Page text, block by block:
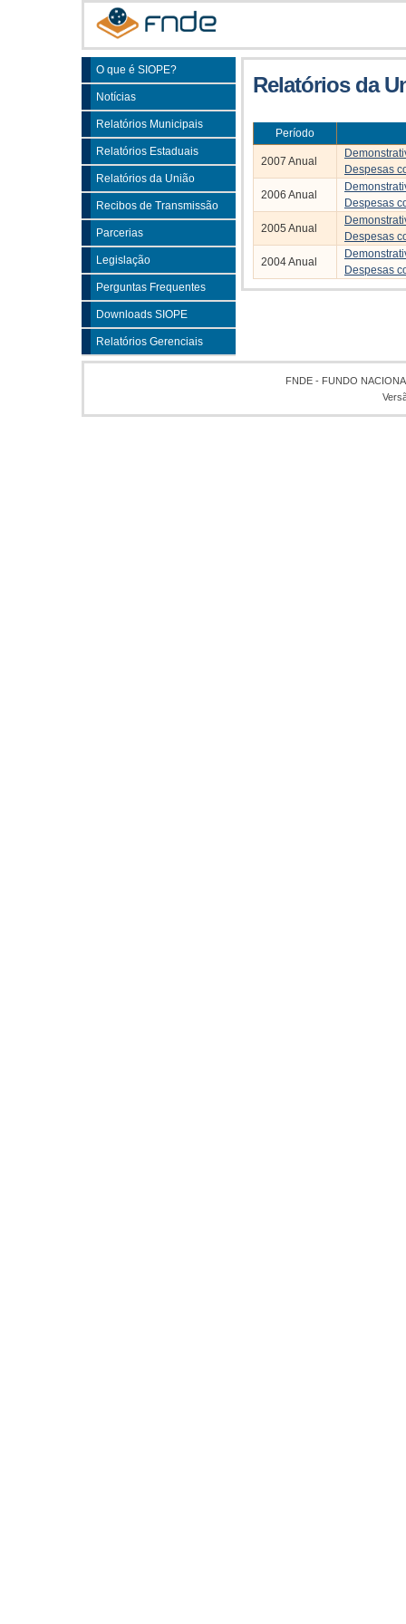
O que é SIOPE?
Notícias
Relatórios Municipais
Relatórios Estaduais
Relatórios da União
Recibos de Transmissão
Parcerias
Legislação
Perguntas Frequentes
Downloads SIOPE
Relatórios Gerenciais
Relatórios da
Período
2007 Anual
Despesas
2006 Anual
Despesas
2005 Anual
Despesas
2004 Anual
Despesas
FNDE - FUNDO